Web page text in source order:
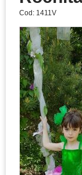
Cod: 1411V